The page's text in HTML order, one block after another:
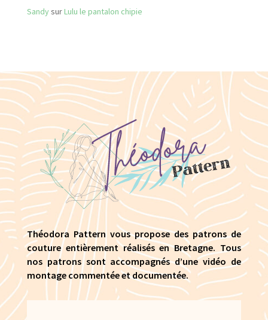
SandysurLulu le pantalon chipie
Théodora Pattern vous propose des patrons de
couture entièrement réalisés en Bretagne. Tous
nos patrons sont accompagnés d’une vidéo de
montage commentée et documentée.